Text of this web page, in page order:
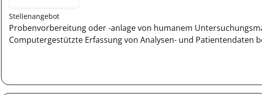
Stellenangebot
Probenvorbereitung oder -anlage von humanem
Computergestützte Erfassung von Analysen- und Patientendaten